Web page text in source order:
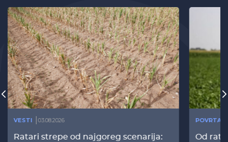
VESTI 03.08.2026
Ratari strepe od najgoreg scenarija:
Od